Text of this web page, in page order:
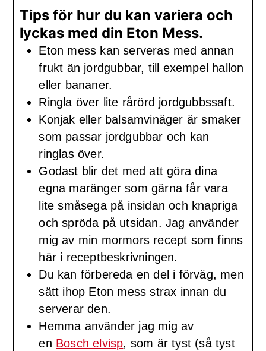
Tips för hur du kan variera och
lyckas med din Eton Mess.
Eton mess kan serveras med annan
frukt än jordgubbar, till exempel hallon
eller bananer.
Ringla över lite rårörd jordgubbssaft.
Konjak eller balsamvinäger är smaker
som passar jordgubbar och kan
ringlas över.
Godast blir det med att göra dina
egna maränger som gärna får vara
lite småsega på insidan och knapriga
och spröda på utsidan. Jag använder
mig av min mormors recept som finns
här i receptbeskrivningen.
Du kan förbereda en del i förväg, men
sätt ihop Eton mess strax innan du
serverar den.
Hemma använder jag mig av
en Bosch elvisp, som är tyst (så tyst